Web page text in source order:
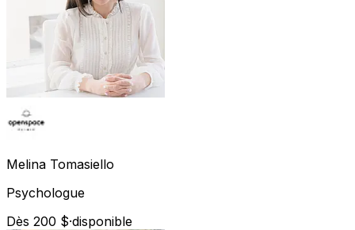
Melina Tomasiello
Psychologue
Dès 200 $·disponible